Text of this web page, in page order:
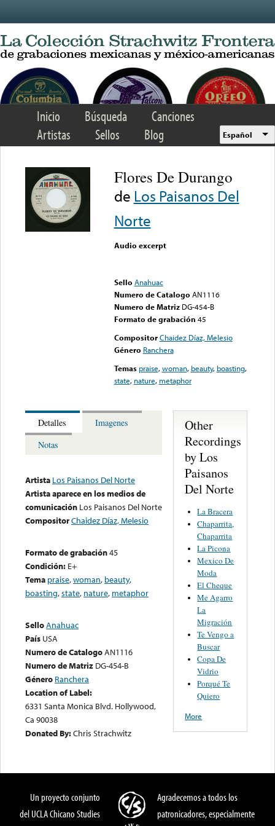
Inicio Búsqueda
Canciones
Artistas
Sellos Blog Español
Flores De Durango
de Los Paisanos Del
Norte
Audio excerpt
Sello Anahuac
Numero de Catalogo AN1116
Numero de Matriz DG-454-B
Formato de grabación 45
Compositor Chaidez Díaz, Melesio
Género Ranchera
Temas praise,woman, beauty, boasting,
state, nature, metaphor
Detalles
Imagenes
Notas
Artista Los Paisanos Del Norte
Artista aparece en los medios de
comunicación Los Paisanos Del Norte
CompositorChaidez Díaz, Melesio
Formato de grabación45
Condición: E+
Tema praise,woman, beauty,
boasting,state, nature, metaphor
SelloAnahuac
País USA
Numero de CatalogoAN1116
Numero de Matriz DG-454-B
Género Ranchera
Location of Label:
6331 Santa Monica Blvd. Hollywood,
Ca 90038
Donated By:Chris Strachwitz
Other
Recordings
by Los
Paisanos
Del Norte
La Bracera
Chaparrita,
Chaparrita
La Picona
Mexico De
Moda
El Cheque
Me Agarro
La
Migración
Te Vengo a
Buscar
Copa De
Vidrio
Porqué Te
Quiero
More
Un proyecto conjunto
del UCLA Chicano Studies
Agradecemos a todos los
patronicadores, especialmente